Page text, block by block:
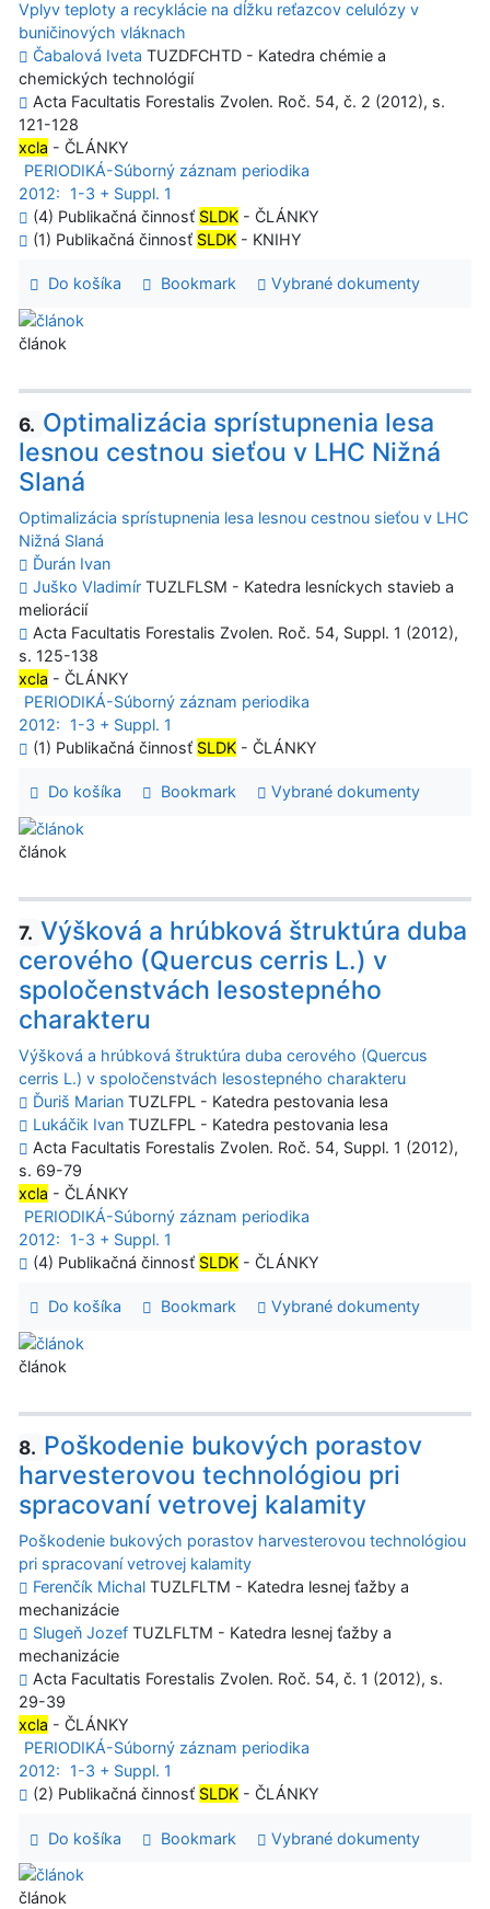
Vplyv teploty a recyklácie na dĺžku reťazcov celulózy v
buničinových vláknach
Čabalová Iveta TUZDFCHTD - Katedra chémie a
chemických technológií
Acta Facultatis Forestalis Zvolen. Roč. 54, č. 2 (2012), s.
121-128
xcla - ČLÁNKY
PERIODIKÁ-Súborný záznam periodika
2012:
1-3 + Suppl. 1
(4) Publikačná činnosť SLDK - ČLÁNKY
(1) Publikačná činnosť SLDK - KNIHY
Do košíka Bookmark Vybrané dokumenty
článok
6. Optimalizácia sprístupnenia lesa
lesnou cestnou sieťou v LHC Nižná
Slaná
Optimalizácia sprístupnenia lesa lesnou cestnou sieťou v LHC
Nižná Slaná
Ďurán Ivan
Juško Vladimír TUZLFLSM - Katedra lesníckych stavieb a
meliorácií
Acta Facultatis Forestalis Zvolen. Roč. 54, Suppl. 1 (2012),
s. 125-138
xcla - ČLÁNKY
PERIODIKÁ-Súborný záznam periodika
2012:
1-3 + Suppl. 1
(1) Publikačná činnosť SLDK - ČLÁNKY
Do košíka Bookmark Vybrané dokumenty
článok
7. Výšková a hrúbková štruktúra duba
cerového (Quercus cerris L.) v
spoločenstvách lesostepného
charakteru
Výšková a hrúbková štruktúra duba cerového (Quercus
cerris L.) v spoločenstvách lesostepného charakteru
Ďuriš Marian TUZLFPL - Katedra pestovania lesa
Lukáčik Ivan TUZLFPL - Katedra pestovania lesa
Acta Facultatis Forestalis Zvolen. Roč. 54, Suppl. 1 (2012),
s. 69-79
xcla - ČLÁNKY
PERIODIKÁ-Súborný záznam periodika
2012:
1-3 + Suppl. 1
(4) Publikačná činnosť SLDK - ČLÁNKY
Do košíka Bookmark Vybrané dokumenty
článok
8. Poškodenie bukových porastov
harvesterovou technológiou pri
spracovaní vetrovej kalamity
Poškodenie bukových porastov harvesterovou technológiou
pri spracovaní vetrovej kalamity
Ferenčík Michal TUZLFLTM - Katedra lesnej ťažby a
mechanizácie
Slugeň Jozef TUZLFLTM - Katedra lesnej ťažby a
mechanizácie
Acta Facultatis Forestalis Zvolen. Roč. 54, č. 1 (2012), s.
29-39
xcla - ČLÁNKY
PERIODIKÁ-Súborný záznam periodika
2012:
1-3 + Suppl. 1
(2) Publikačná činnosť SLDK - ČLÁNKY
Do košíka Bookmark Vybrané dokumenty
článok